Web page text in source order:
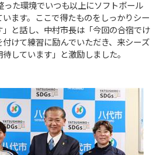
った環境でいつも以上にソフトボール
ます。ここで得たものをしっかりシー
と話し、中村市長は「今回の合宿でけ
けて練習に励んでいただき、来シーズ
しています」と激励しました。